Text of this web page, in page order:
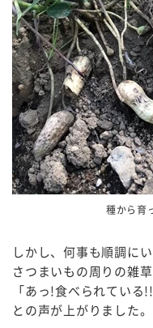
種から育
しかし、何事も順調に
さつまいもの周りの雑
「あっ!食べられている!!
との声が上がりました。